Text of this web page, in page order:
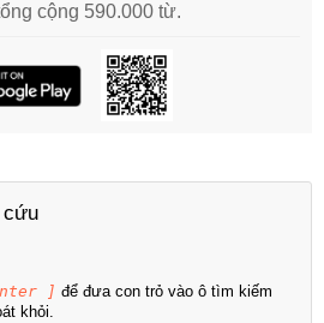
cộng 590.000 từ.
cứu
] để đưa con trỏ vào ô tìm kiếm
khỏi.